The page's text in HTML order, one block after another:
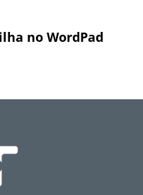
no WordPad